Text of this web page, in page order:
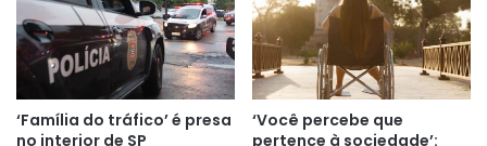
‘Família do tráfico’ é presa
no interior de SP
‘Você percebe que
pertence à sociedade’: